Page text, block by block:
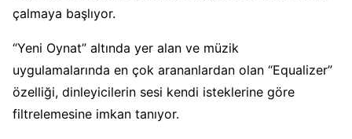
çalmaya başlıyor.
“Yeni Oynat” altında yer alan ve müzik
uygulamalarında en çok arananlardan olan “Equalizer”
özelliği, dinleyicilerin sesi kendi isteklerine göre
filtrelemesine imkan tanıyor.